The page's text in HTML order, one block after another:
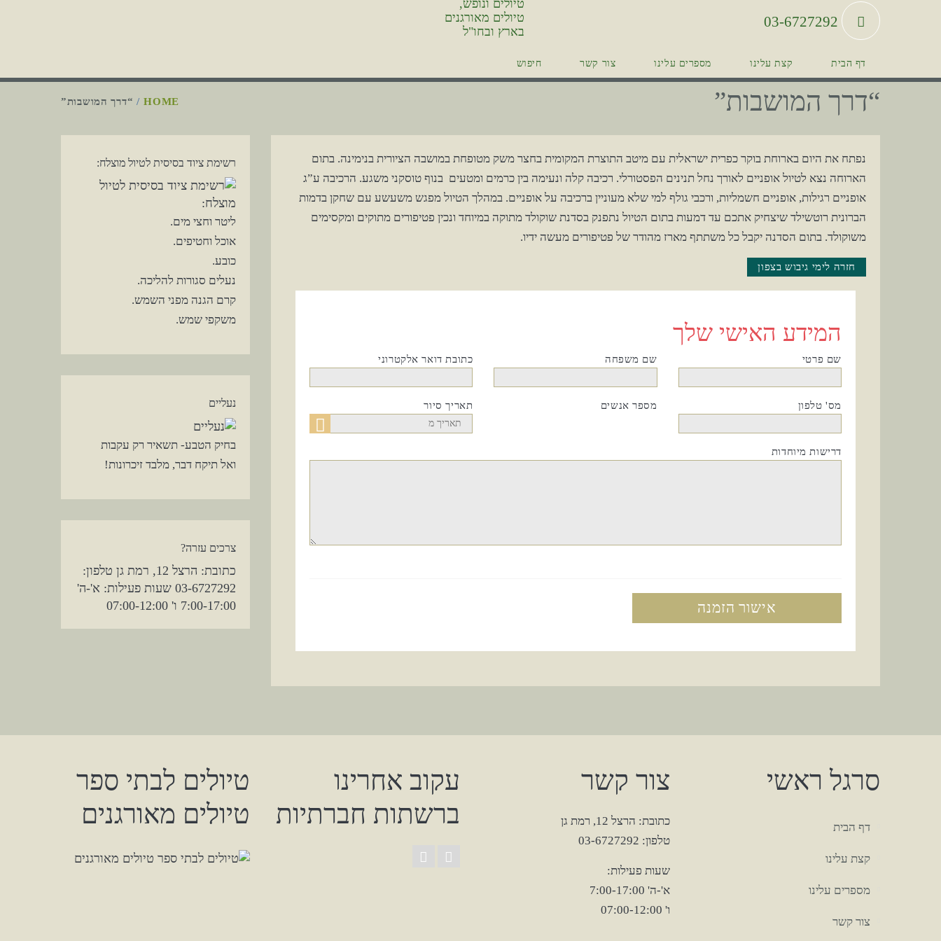
דף הבית קצת עלינו מספרים עלינו צור קשר חיפוש
“דרך המושבות” HOME “דרך המושבות”
נפתח את היום בארוחת בוקר כפרית ישראלית עם מיטב התוצרת המקומית בחצר משק מטופחת במושבה הציורית בנימינה. בתום
הארוחה נצא לטיול אופניים לאורך נחל תנינים הפסטורלי. רכיבה קלה ונעימה בין כרמים ומטעים בנוף טוסקני משגע. הרכיבה ע”ג
אופניים רגילות, אופניים חשמליות, ורכבי גולף למי שלא מעוניין ברכיבה על אופניים. במהלך הטיול מפגש משעשע עם שחקן בדמות
הברונית רוטשילד שיצחיק אתכם עד דמעות בתום הטיול נתפנק בסדנת שוקולד מתוקה במיוחד ונכין פטיפורים מתוקים ומקסימים
משוקולד. בתום הסדנה יקבל כל משתתף מארז מהודר של פטיפורים מעשה ידיו.
חזרה לימי גיבוש בצפון
המידע האישי שלך
שם פרטי שם משפחה כתובת דואר אלקטרוני
מס' טלפון מספר אנשים תאריך סיור
דרישות מיוחדות
אישור הזמנה
רשימת ציוד בסיסית לטיול מוצלח:
ליטר וחצי מים.
אוכל וחטיפים.
כובע.
נעלים סגורות להליכה.
קרם הגנה מפני השמש.
משקפי שמש.
נעליים
בחיק הטבע- תשאיר רק עקבות
ואל תיקח דבר, מלבד זיכרונות!
צרכים עזרה?
כתובת: הרצל 12, רמת גן טלפון:
03-6727292 שעות פעילות: א'-ה'
7:00-17:00 ו' 07:00-12:00
סרגל ראשי
דף הבית
קצת עלינו
מספרים עלינו
צור קשר
צור קשר
כתובת: הרצל 12, רמת גן
טלפון: 03-6727292
שעות פעילות:
א'-ה' 7:00-17:00
ו' 07:00-12:00
עקוב אחרינו
ברשתות חברתיות
טיולים לבתי ספר
טיולים מאורגנים